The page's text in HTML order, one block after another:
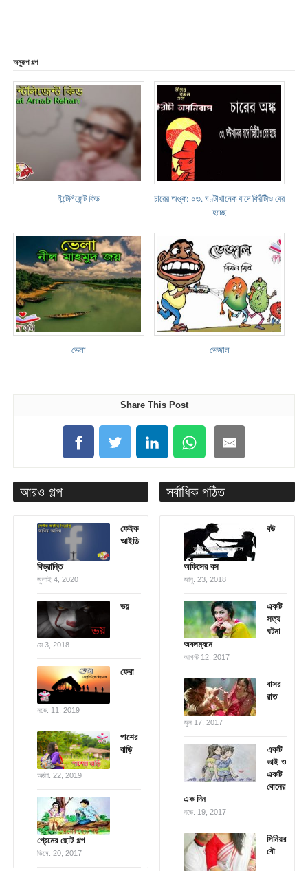
অনুরূপ গল্প
ইন্টেলিজেন্ট কিড
চারের অঙ্ক: ০৩. ঘণ্টাখানেক বাদে কিরীটীও বের
হচ্ছে
ভেলা ভেজাল
Share This Post
আরও গল্প
ফেইক
আইডি
বিভ্রান্তি
জুলাই 4, 2020
ভয়
মে 3, 2018
ফেরা
নভে. 11, 2019
পাশের
বাড়ি
অক্টো. 22, 2019
প্রেমের ছোট গল্প
ডিসে. 20, 2017
সর্বাধিক পঠিত
বউ
অফিসের বস
জানু. 23, 2018
একটি
সত্য
ঘটনা
অবলম্বনে
আগস্ট 12, 2017
বাসর
রাত
জুন 17, 2017
একটি
ভাই ও
একটি
বোনের
এক দিন
নভে. 19, 2017
সিনিয়র
বৌ